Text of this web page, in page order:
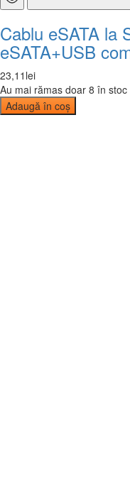
Cablu eSATA la
eSATA+USB
23,11 lei
Au mai rămas doar 8 în stoc
Adaugă în coș